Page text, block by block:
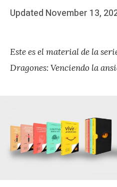
Posted
Updated November 13,
b
J
A
r
e
z
Este es el material de la
Dragones: Venciendo la